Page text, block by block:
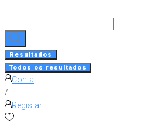
content
Resultados
Todos os resultados
Conta
/
Registar